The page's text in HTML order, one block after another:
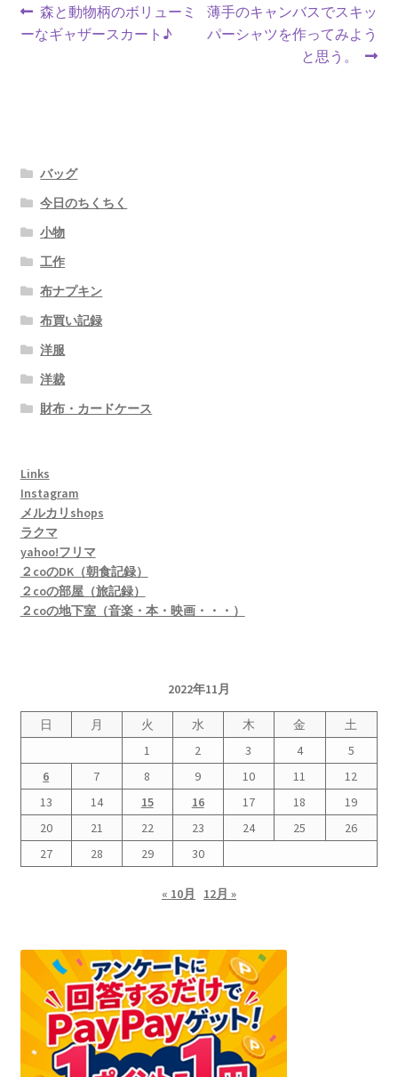
投
稿
ー
シ
ョ
ン
前
の
森と動物柄のボリューミ
ーなギャザースカート♪
次
の
薄手のキャンバスでスキッ
パーシャツを作ってみよう
と思う。
バッグ
今日のちくちく
小物
工作
布ナプキン
布買い記録
洋服
洋裁
財布・カードケース
Links
Instagram
メルカリshops
ラクマ
yahoo!フリマ
２coのDK（朝食記録）
２coの部屋（旅記録）
２coの地下室（音楽・本・映画・・・）
2022年11月
日 月 火 水 木 金
土
1
2 3 4
5
6
7 8 9 10 11
12
13
14 15 16 17 18
19
20
21 22 23 24 25
26
27
28 29 30
« 10月 12月 »